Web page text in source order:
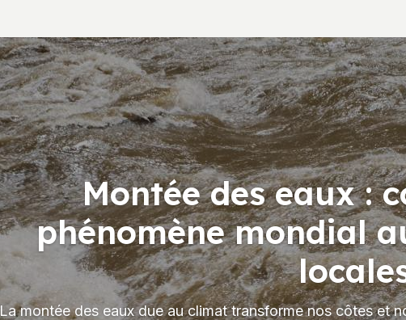
Montée des eaux :
phénomène mondial
La montée des eaux due au climat transforme nos côtes et